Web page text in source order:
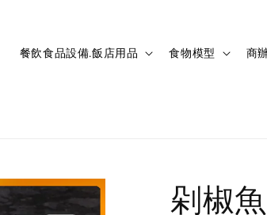
餐飲食品設備.飯店用品 食物模型 商
剁椒